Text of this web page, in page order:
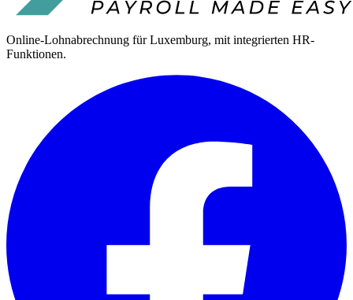
Online-Lohnabrechnung für Luxemburg, mit integrierten HR-
Funktionen.